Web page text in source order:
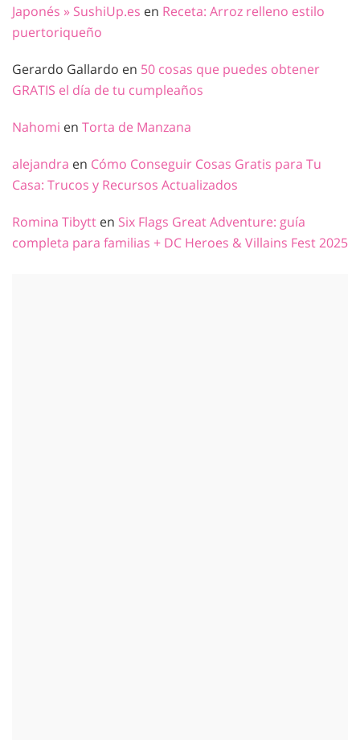
Japonés » SushiUp.es en Receta: Arroz relleno estilo
puertoriqueño
Gerardo Gallardo en 50 cosas que puedes obtener
GRATIS el día de tu cumpleaños
Nahomi en Torta de Manzana
alejandra en Cómo Conseguir Cosas Gratis para Tu
Casa: Trucos y Recursos Actualizados
Romina Tibytt en Six Flags Great Adventure: guía
completa para familias + DC Heroes & Villains Fest 2025